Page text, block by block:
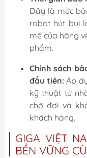
Đây là mức
robot hút bụi
mẽ của hãng
phẩm.
Chính sách
đầu tiên:Áp
kỹ thuật từ
chờ đợi và
khách hàng.
GIGA VIỆT
BỀN VỮNG